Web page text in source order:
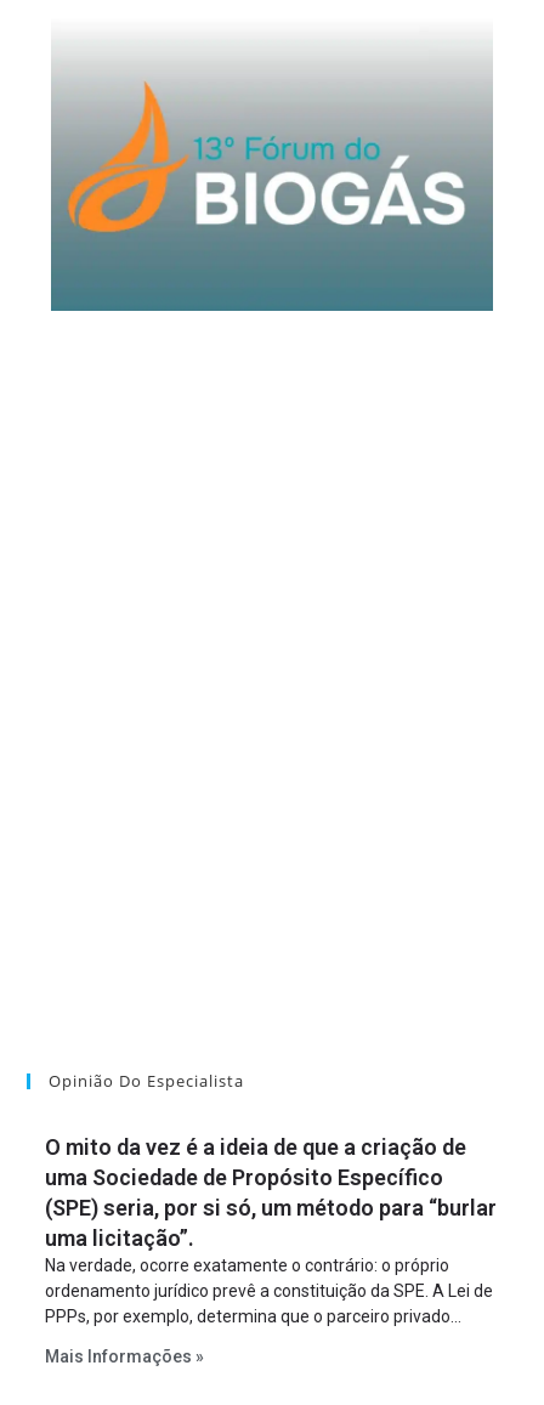
Opinião Do Especialista
O mito da vez é a ideia de que a criação de
uma Sociedade de Propósito Específico
(SPE) seria, por si só, um método para “burlar
uma licitação”.
Na verdade, ocorre exatamente o contrário: o próprio
ordenamento jurídico prevê a constituição da SPE. A Lei de
PPPs, por exemplo, determina que o parceiro privado
empreendimento. Ou seja, a suposta “fraude à licitação” é
Mais Informações »